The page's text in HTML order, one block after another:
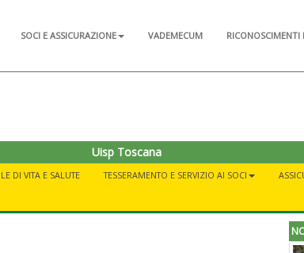
SOCI E ASSICURAZIONE VADEMECUM RICONOSCIMENTI
Uisp Toscana
DI VITA E SALUTE TESSERAMENTO E SERVIZIO AI SOCI